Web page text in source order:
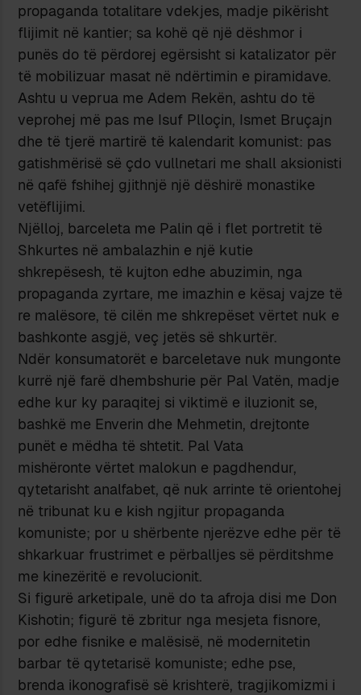
propaganda totalitare vdekjes, madje pikërisht
flijimit në kantier; sa kohë që një dëshmor i
punës do të përdorej egërsisht si katalizator për
të mobilizuar masat në ndërtimin e piramidave.
Ashtu u veprua me Adem Rekën, ashtu do të
veprohej më pas me Isuf Plloçin, Ismet Bruçajn
dhe të tjerë martirë të kalendarit komunist: pas
gatishmërisë së çdo vullnetari me shall aksionisti
në qafë fshihej gjithnjë një dëshirë monastike
vetëflijimi.
Njëlloj, barceleta me Palin që i flet portretit të
Shkurtes në ambalazhin e një kutie
shkrepësesh, të kujton edhe abuzimin, nga
propaganda zyrtare, me imazhin e kësaj vajze të
re malësore, të cilën me shkrepëset vërtet nuk e
bashkonte asgjë, veç jetës së shkurtër.
Ndër konsumatorët e barceletave nuk mungonte
kurrë një farë dhembshurie për Pal Vatën, madje
edhe kur ky paraqitej si viktimë e iluzionit se,
bashkë me Enverin dhe Mehmetin, drejtonte
punët e mëdha të shtetit. Pal Vata
mishëronte vërtet malokun e pagdhendur,
qytetarisht analfabet, që nuk arrinte të orientohej
në tribunat ku e kish ngjitur propaganda
komuniste; por u shërbente njerëzve edhe për të
shkarkuar frustrimet e përballjes së përditshme
me kinezëritë e revolucionit.
Si figurë arketipale, unë do ta afroja disi me Don
Kishotin; figurë të zbritur nga mesjeta fisnore,
por edhe fisnike e malësisë, në modernitetin
barbar të qytetarisë komuniste; edhe pse,
brenda ikonografisë së krishterë, tragjikomizmi i